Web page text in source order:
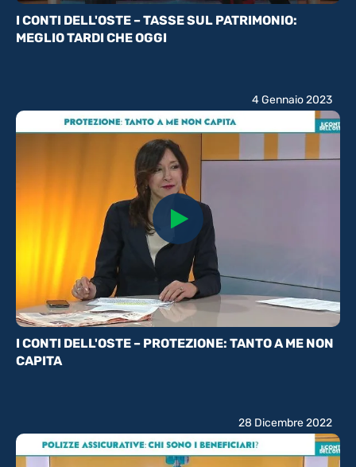
I CONTI DELL'OSTE – TASSE SUL PATRIMONIO:
MEGLIO TARDI CHE OGGI
I CONTI DELL'OSTE – PROTEZIONE: TANTO A ME NON
CAPITA
4 Gennaio 2023
28 Dicembre 2022